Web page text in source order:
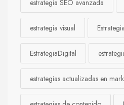
estrategia SEO avanzada
estrategia visual
EstrategiaDigital
estrategias actualizadas en